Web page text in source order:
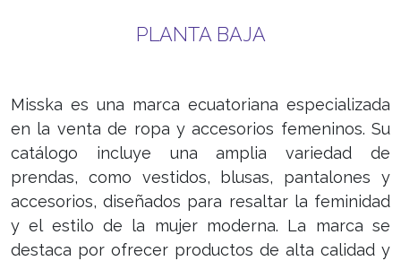
PLANTA BAJA
Misska es una marca ecuatoriana especializada
en la venta de ropa y accesorios femeninos. Su
catálogo incluye una amplia variedad de
prendas, como vestidos, blusas, pantalones y
accesorios, diseñados para resaltar la feminidad
y el estilo de la mujer moderna. La marca se
destaca por ofrecer productos de alta calidad y